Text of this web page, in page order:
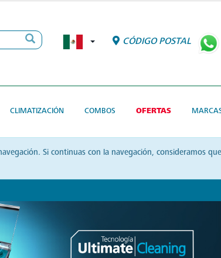
CÓDIGO POSTAL
CLIMATIZACIÓN COMBOS OFERTAS
Si continuas con la navegación, consideramos